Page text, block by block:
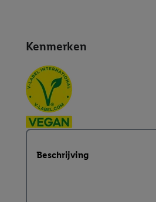
Kenmerken
Beschrijving